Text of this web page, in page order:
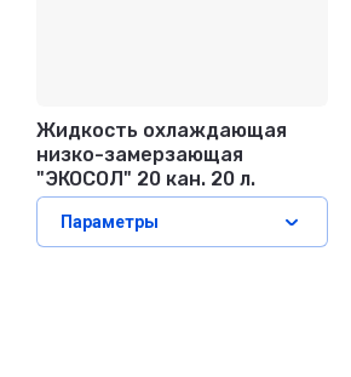
Жидкость охлаждающая
низко-замерзающая
"ЭКОСОЛ" 20 кан. 20 л.
Параметры